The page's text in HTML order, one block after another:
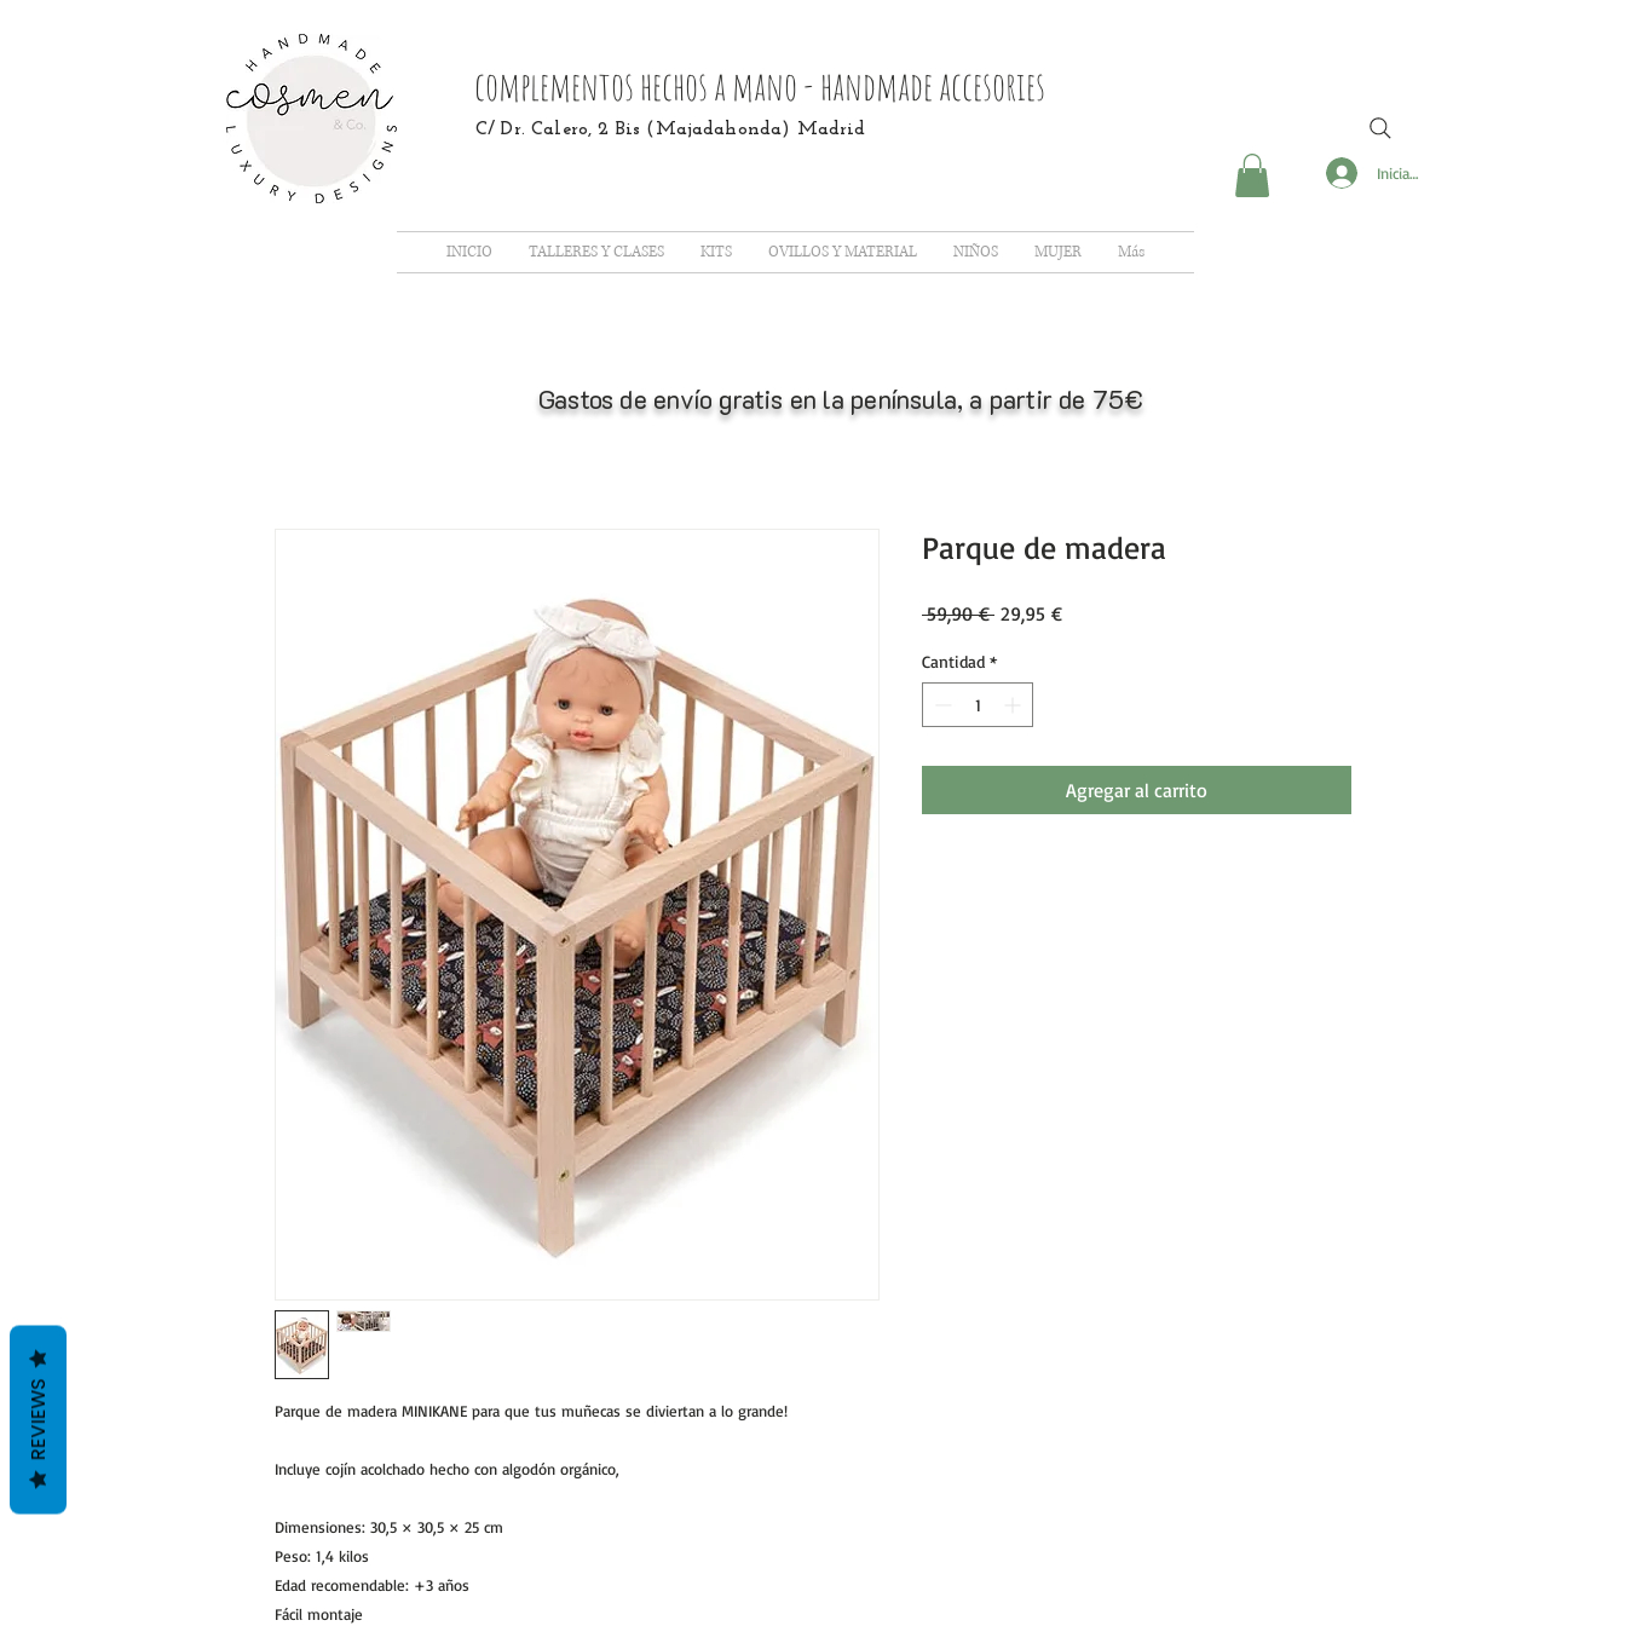
complementos hechos a mano - handmade accesories
C/ Dr. Calero, 2 Bis (Majadahonda) Madrid
Iniciar sesión
INICIO TALLERES Y CLASES KITS OVILLOS Y MATERIAL NIÑOS MUJER Más
Parque de madera MINIKANE para que tus muñecas se diviertan a lo grande!
Incluye cojín acolchado hecho con algodón orgánico,
Dimensiones: 30,5 × 30,5 × 25 cm
Peso: 1,4 kilos
Edad recomendable: +3 años
Fácil montaje
Parque de madera
59,90 € Precio
29,95 €Precio de oferta
Cantidad *
Agregar al carrito
Gastos de envío gratis en la península, a partir de 75€
REVIEWS